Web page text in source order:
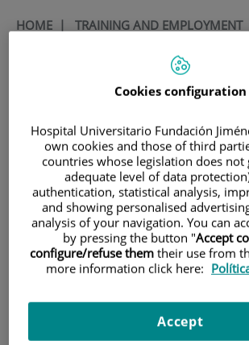
HOME| TRAINING AND EMPLOYMENT
CONVOCATORIA PARA CONTRATO
PEJD-2019-PRE/BIO-16915. CONTRATO
CONVOCATORIA
contrato asociado
2019-PRE/BIO-
Contrato
Título
Title
El Grupo de alergia y proteómica
The
Cookies configuration
Hospital Universitario Fundación
own cookies and those of third
countries whose legislation does not
adequate level of data
authentication, statistical analysis,
and showing personalised
analysis of your navigation. You can
by pressing the button "Accept
configure/refuse them their use from
more information click here:
Accept